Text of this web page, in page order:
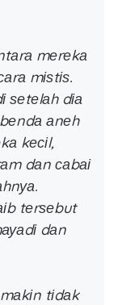
mеrеkа
mіѕtіѕ.
ѕеtеlаh dіа
аnеh
kесіl,
dаn саbаі
tеrѕеbut
dаn
tіdаk